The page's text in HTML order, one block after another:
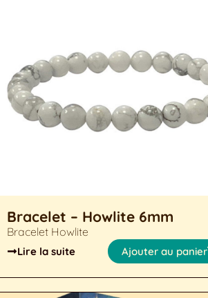
Bracelet – Howlite 6mm
Bracelet Howlite
Lire la suite Ajouter au panier